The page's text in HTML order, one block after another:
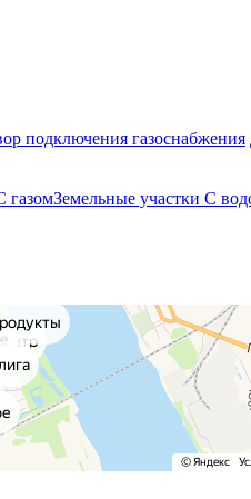
подключения газоснабжения
газомЗемельные участки С